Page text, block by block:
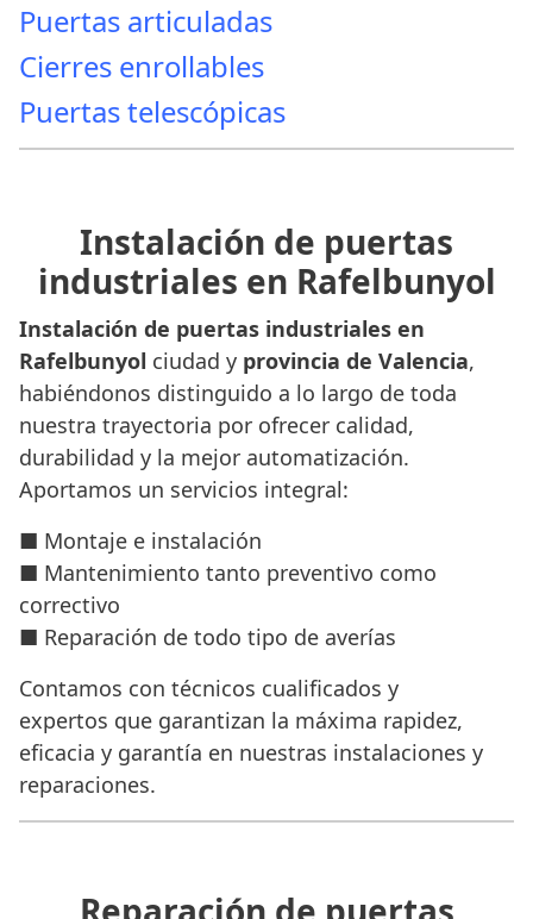
Puertas articuladas
Cierres enrollables
Puertas telescópicas
Instalación de puertas
industriales en Rafelbunyol
Instalación de puertas industriales en
Rafelbunyol ciudad y provincia de Valencia,
habiéndonos distinguido a lo largo de toda
nuestra trayectoria por ofrecer calidad,
durabilidad y la mejor automatización.
Aportamos un servicios integral:
■ Montaje e instalación
■ Mantenimiento tanto preventivo como
correctivo
■ Reparación de todo tipo de averías
Contamos con técnicos cualificados y
expertos que garantizan la máxima rapidez,
eficacia y garantía en nuestras instalaciones y
reparaciones.